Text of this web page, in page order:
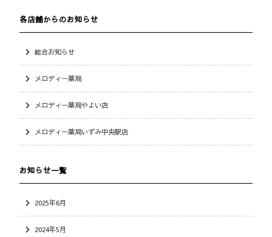
各店舗からのお知らせ
総合お知らせ
メロディー薬局
メロディー薬局やよい店
メロディー薬局いずみ中央駅店
お知らせ一覧
2025年6月
2024年5月